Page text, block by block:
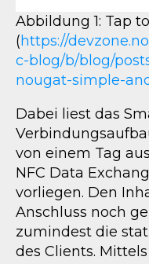
Abbildung 1: Tap
(https://
c-blog/b/blog/
nougat-simple-
Dabei liest das
von einem Tag
NFC Data
vorliegen. Den
Anschluss noch
zumindest die
des Clients.